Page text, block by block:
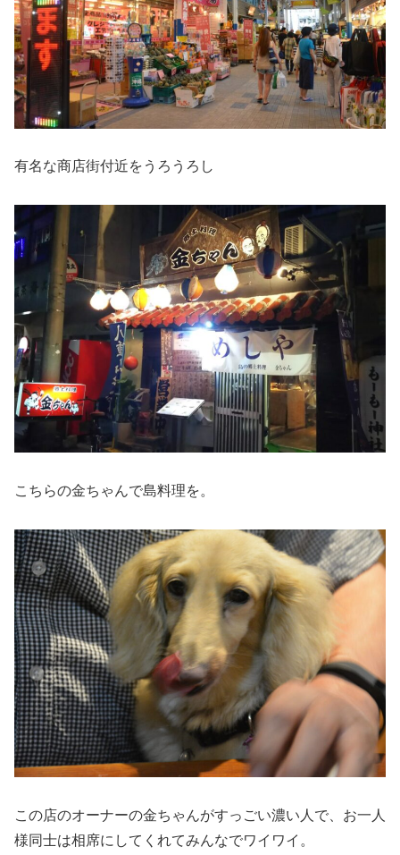
有名な商店街付近をうろうろし
こちらの金ちゃんで島料理を。
この店のオーナーの金ちゃんがすっごい濃い人で、お一人
様同士は相席にしてくれてみんなでワイワイ。